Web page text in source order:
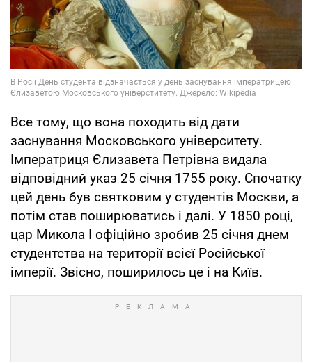
Все тому, що вона походить від дати
заснування Московського університету.
Імператриця Єлизавета Петрівна видала
відповідний указ 25 січня 1755 року. Спочатку
цей день був святковим у студентів Москви, а
потім став поширюватись і далі. У 1850 році,
цар Микола І офіційно зробив 25 січня днем
студентства на території всієї Російської
імперії. Звісно, поширилось це і на Київ.